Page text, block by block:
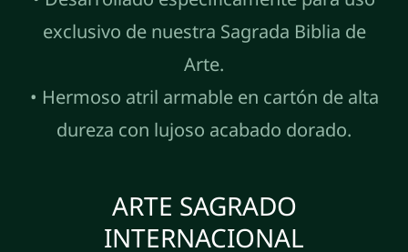
exclusivo de nuestra Sagrada Biblia de
Arte.
• Hermoso atril armable en cartón de alta
dureza con lujoso acabado dorado.
ARTE SAGRADO
INTERNACIONAL